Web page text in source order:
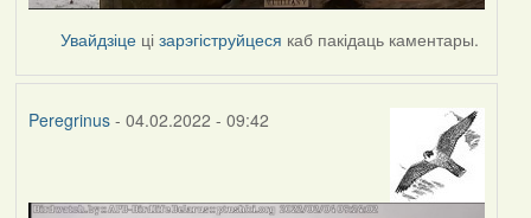
Увайдзіце цізарэгіструйцеся каб пакідаць каментары.
Peregrinus- 04.02.2022 - 09:42